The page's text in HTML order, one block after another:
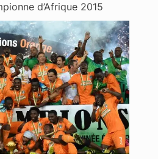
d’Afrique 2015